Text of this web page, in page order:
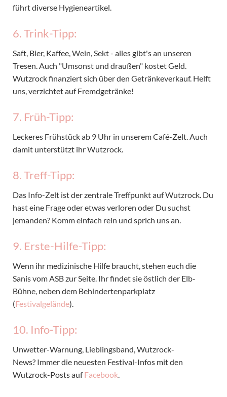
führt diverse Hygieneartikel.
6. Trink-Tipp:
Saft, Bier, Kaffee, Wein, Sekt - alles gibt's an unseren
Tresen. Auch "Umsonst und draußen" kostet Geld.
Wutzrock finanziert sich über den Getränkeverkauf. Helft
uns, verzichtet auf Fremdgetränke!
7. Früh-Tipp:
Leckeres Frühstück ab 9 Uhr in unserem Café-Zelt. Auch
damit unterstützt ihr Wutzrock.
8. Treff-Tipp:
Das Info-Zelt ist der zentrale Treffpunkt auf Wutzrock. Du
hast eine Frage oder etwas verloren oder Du suchst
jemanden? Komm einfach rein und sprich uns an.
9. Erste-Hilfe-Tipp:
Wenn ihr medizinische Hilfe braucht, stehen euch die
Sanis vom ASB zur Seite. Ihr findet sie östlich der Elb-
Bühne, neben dem Behindertenparkplatz
(Festivalgelände).
10. Info-Tipp:
Unwetter-Warnung, Lieblingsband, Wutzrock-
News? Immer die neuesten Festival-Infos mit den
Wutzrock-Posts aufFacebook.